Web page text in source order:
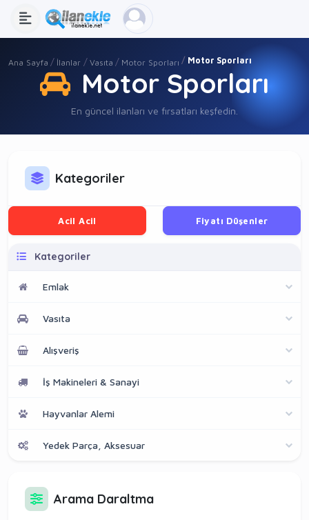
Ana Sayfa İlanlar Vasıta Motor Sporları Motor Sporları
Motor Sporları
En güncel ilanları ve fırsatları keşfedin.
Kategoriler
Acil Acil Fiyatı Düşenler
Kategoriler
Emlak
Vasıta
Alışveriş
İş Makineleri & Sanayi
Hayvanlar Alemi
Yedek Parça, Aksesuar
Arama Daraltma